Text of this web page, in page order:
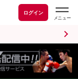
ログイン